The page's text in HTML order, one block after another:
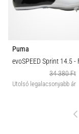
Puma
evoSPEED Sprint 14.5-
34 380 Ft
Utolsó legalacsonyabb ár